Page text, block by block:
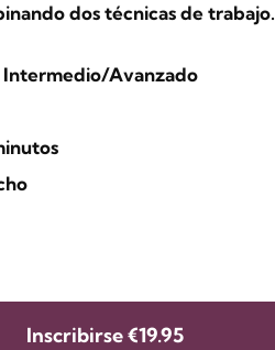
dos técnicas de trabajo.
Intermedio/Avanzado
Inscribirse€19.95